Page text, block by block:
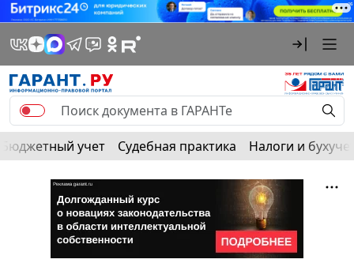
Бюджетный учет Судебная практика Налоги и